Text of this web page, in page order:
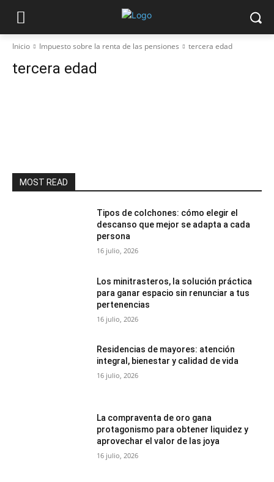
Inicio Impuesto sobre la renta de las pensiones tercera edad
tercera edad
MOST READ
Tipos de colchones: cómo elegir el
descanso que mejor se adapta a cada
persona
16 julio, 2026
Los minitrasteros, la solución práctica
para ganar espacio sin renunciar a tus
pertenencias
16 julio, 2026
Residencias de mayores: atención
integral, bienestar y calidad de vida
16 julio, 2026
La compraventa de oro gana
protagonismo para obtener liquidez y
aprovechar el valor de las joya
16 julio, 2026